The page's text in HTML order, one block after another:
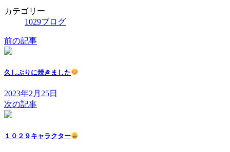
カテゴリー
1029ブログ
前の記事
久しぶりに焼きました
2023年2月25日
次の記事
１０２９キャラクター